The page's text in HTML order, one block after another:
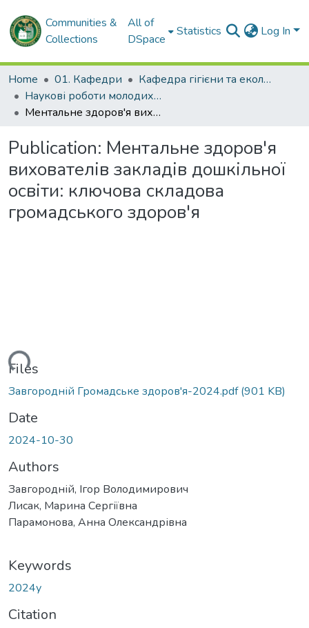
Communities &
Collections
All of
DSpace
Statistics Log In
Home 01. Кафедри
Кафедра гігієни та екології
Наукові роботи молодих дослідників. Кафедра гігієни та екології
Ментальне здоров'я вихователів закладів дошкільної освіти: ключова складова громадського здоров'я
Publication: Ментальне здоров'я
вихователів закладів дошкільної
освіти: ключова складова
громадського здоров'я
Files
Завгородній Громадське здоров'я-2024.pdf(901 KB)
Date
2024-10-30
Authors
Завгородній, Ігор Володимирович
Лисак, Марина Сергіївна
Парамонова, Анна Олександрівна
Keywords
2024у
Citation